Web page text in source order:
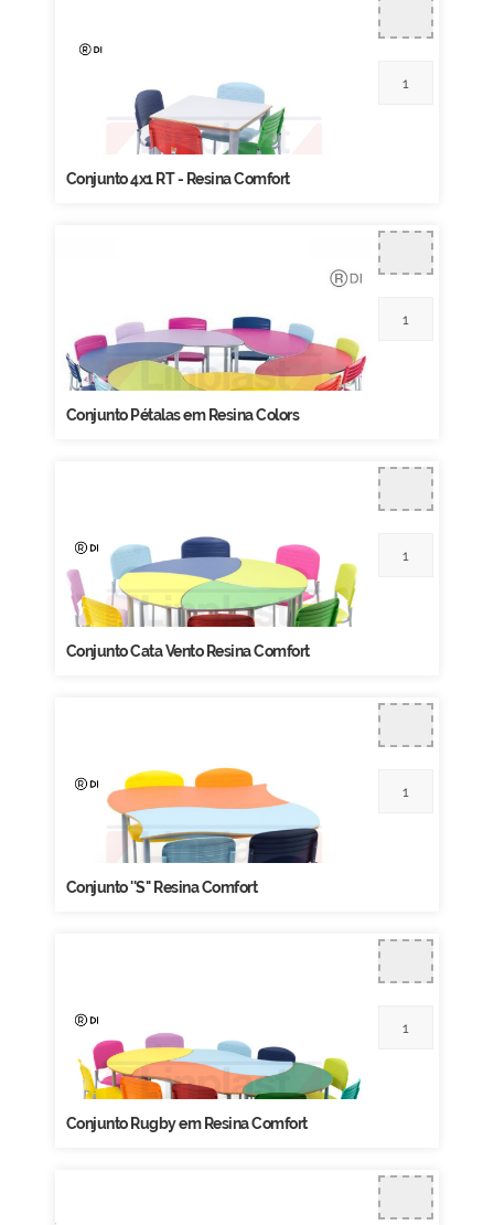
Conjunto 4x1 RT - Resina Comfort
Conjunto Pétalas em Resina Colors
Conjunto Cata Vento Resina Comfort
Conjunto ''S'' Resina Comfort
Conjunto Rugby em Resina Comfort